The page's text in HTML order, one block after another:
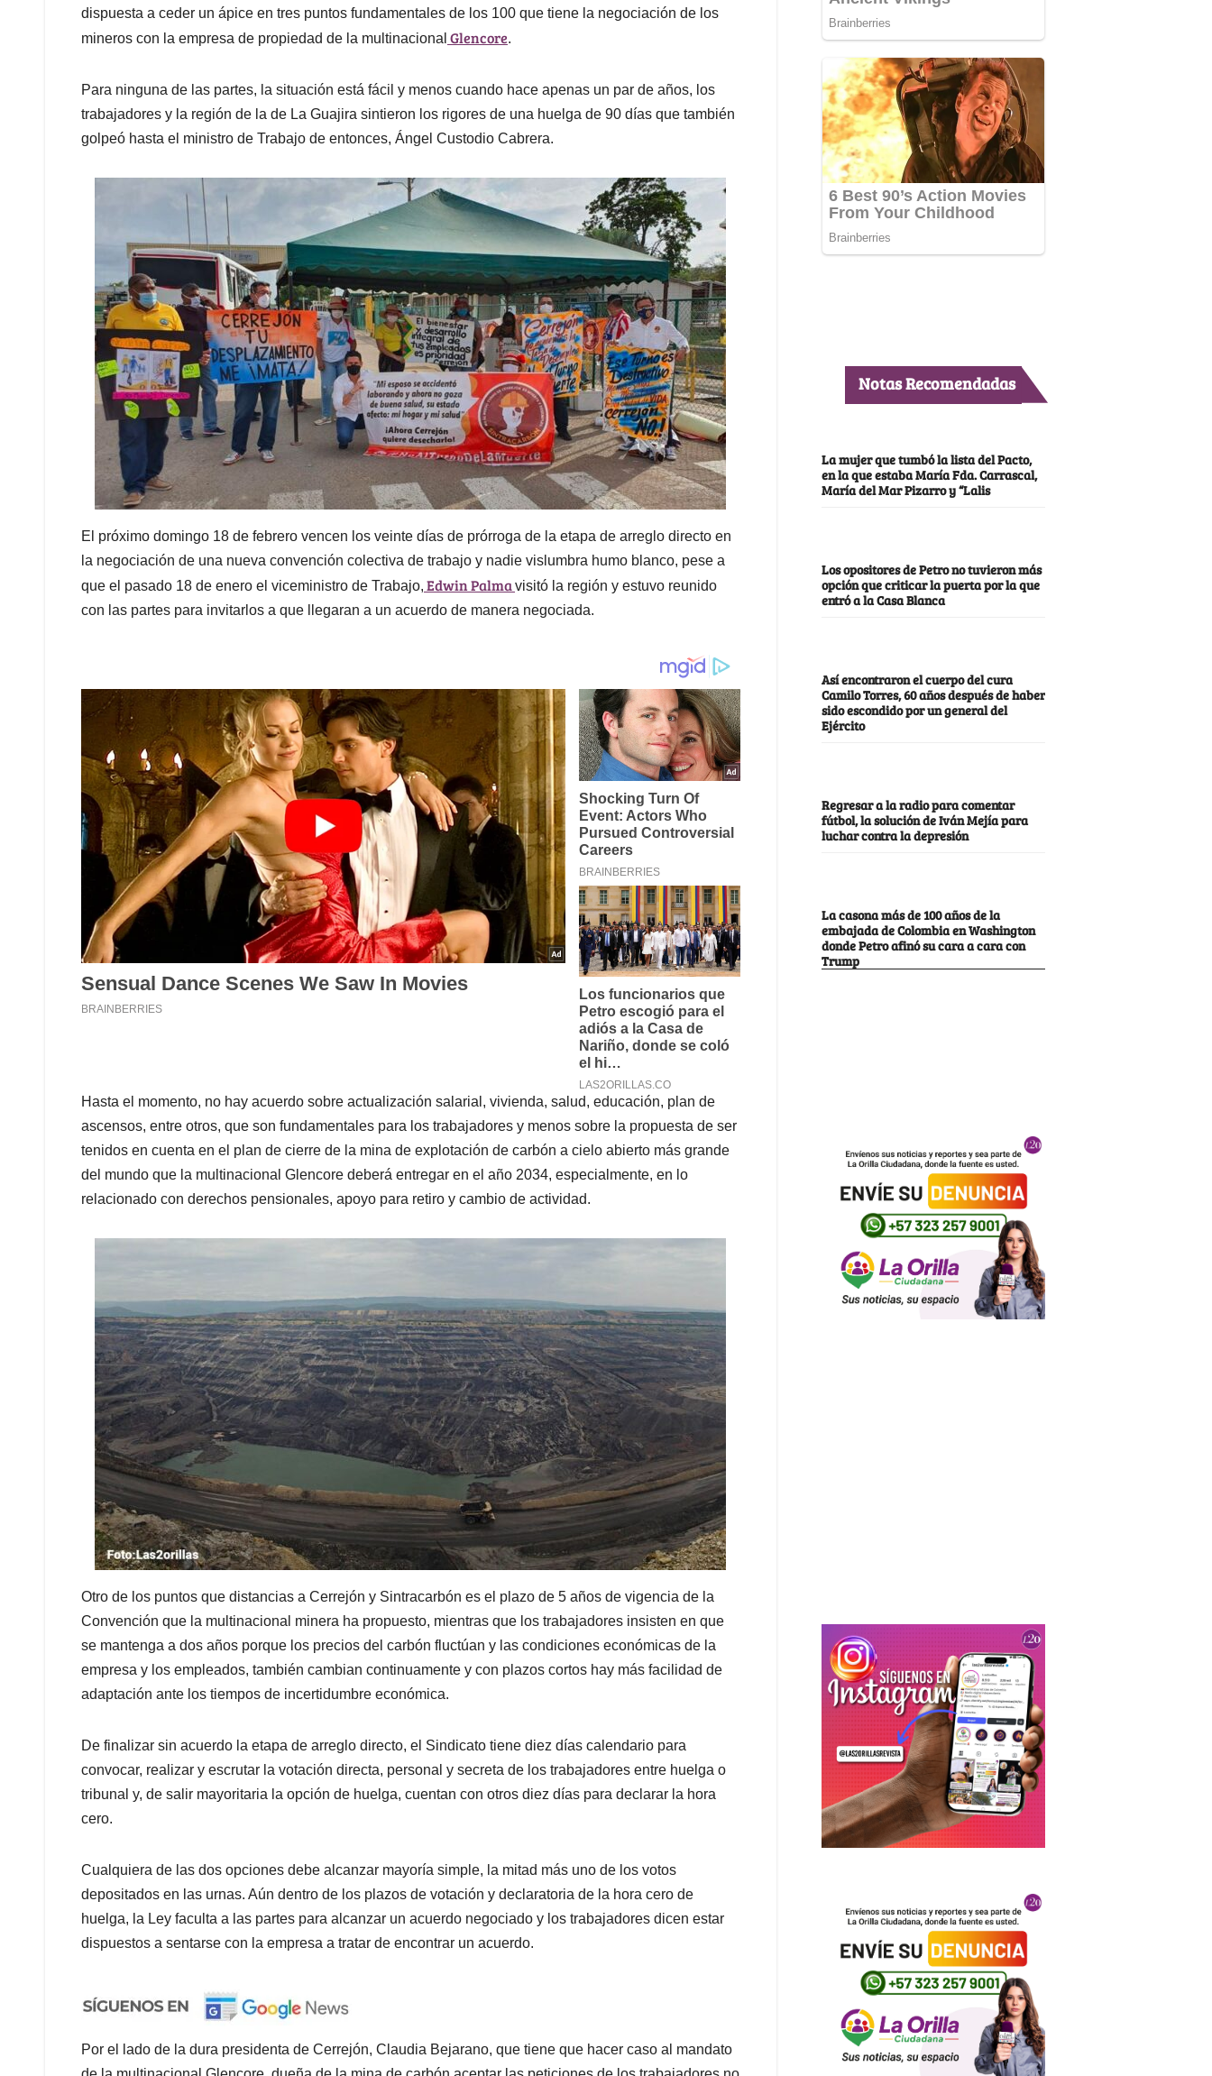
dispuesta a ceder un ápice en tres puntos fundamentales de los 100 que tiene la negociación de los
mineros con la empresa de propiedad de la multinacional Glencore.
Para ninguna de las partes, la situación está fácil y menos cuando hace apenas un par de años, los
trabajadores y la región de la de La Guajira sintieron los rigores de una huelga de 90 días que también
golpeó hasta el ministro de Trabajo de entonces, Ángel Custodio Cabrera.
El próximo domingo 18 de febrero vencen los veinte días de prórroga de la etapa de arreglo directo en
la negociación de una nueva convención colectiva de trabajo y nadie vislumbra humo blanco, pese a
que el pasado 18 de enero el viceministro de Trabajo, Edwin Palmavisitó la región y estuvo reunido
con las partes para invitarlos a que llegaran a un acuerdo de manera negociada.
Hasta el momento, no hay acuerdo sobre actualización salarial, vivienda, salud, educación, plan de
ascensos, entre otros, que son fundamentales para los trabajadores y menos sobre la propuesta de ser
tenidos en cuenta en el plan de cierre de la mina de explotación de carbón a cielo abierto más grande
del mundo que la multinacional Glencore deberá entregar en el año 2034, especialmente, en lo
relacionado con derechos pensionales, apoyo para retiro y cambio de actividad.
Otro de los puntos que distancias a Cerrejón y Sintracarbón es el plazo de 5 años de vigencia de la
Convención que la multinacional minera ha propuesto, mientras que los trabajadores insisten en que
se mantenga a dos años porque los precios del carbón fluctúan y las condiciones económicas de la
empresa y los empleados, también cambian continuamente y con plazos cortos hay más facilidad de
adaptación ante los tiempos de incertidumbre económica.
De finalizar sin acuerdo la etapa de arreglo directo, el Sindicato tiene diez días calendario para
convocar, realizar y escrutar la votación directa, personal y secreta de los trabajadores entre huelga o
tribunal y, de salir mayoritaria la opción de huelga, cuentan con otros diez días para declarar la hora
cero.
Cualquiera de las dos opciones debe alcanzar mayoría simple, la mitad más uno de los votos
depositados en las urnas. Aún dentro de los plazos de votación y declaratoria de la hora cero de
huelga, la Ley faculta a las partes para alcanzar un acuerdo negociado y los trabajadores dicen estar
dispuestos a sentarse con la empresa a tratar de encontrar un acuerdo.
Por el lado de la dura presidenta de Cerrejón, Claudia Bejarano, que tiene que hacer caso al mandato
Notas Recomendadas
La mujer que tumbó la lista del Pacto,
en la que estaba María Fda. Carrascal,
María del Mar Pizarro y “Lalis
Los opositores de Petro no tuvieron más
opción que criticar la puerta por la que
entró a la Casa Blanca
Así encontraron el cuerpo del cura
Camilo Torres, 60 años después de haber
sido escondido por un general del
Ejército
Regresar a la radio para comentar
fútbol, la solución de Iván Mejía para
luchar contra la depresión
La casona más de 100 años de la
embajada de Colombia en Washington
donde Petro afinó su cara a cara con
Trump